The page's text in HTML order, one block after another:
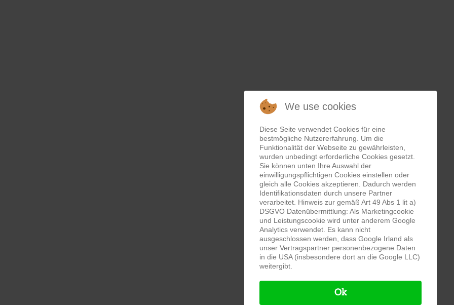
We use cookies
Diese Seite verwendet Cookies für eine
bestmögliche Nutzererfahrung. Um die
Funktionalität der Webseite zu gewährleisten,
wurden unbedingt erforderliche Cookies gesetzt.
Sie können unten Ihre Auswahl der
einwilligungspflichtigen Cookies einstellen oder
gleich alle Cookies akzeptieren. Dadurch werden
Identifikationsdaten durch unsere Partner
verarbeitet. Hinweis zur gemäß Art 49 Abs 1 lit a)
DSGVO Datenübermittlung: Als Marketingcookie
und Leistungscookie wird unter anderem Google
Analytics verwendet. Es kann nicht
ausgeschlossen werden, dass Google Irland als
unser Vertragspartner personenbezogene Daten
in die USA (insbesondere dort an die Google LLC)
weitergibt.
Ok